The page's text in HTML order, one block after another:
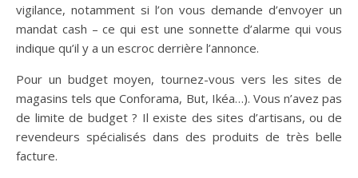
vigilance, notamment si l’on vous demande d’envoyer un
mandat cash – ce qui est une sonnette d’alarme qui vous
indique qu’il y a un escroc derrière l’annonce.
Pour un budget moyen, tournez-vous vers les sites de
magasins tels que Conforama, But, Ikéa…). Vous n’avez pas
de limite de budget ? Il existe des sites d’artisans, ou de
revendeurs spécialisés dans des produits de très belle
facture.